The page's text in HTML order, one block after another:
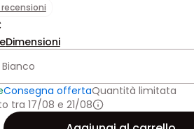
recensioni
Dimensioni
Bianco
Consegna offertaQuantità limitata
tra 17/08 e 21/08